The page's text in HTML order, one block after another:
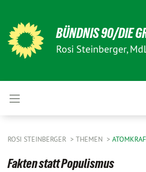
BÜNDNIS 90/DIE
Rosi Steinberger,
ROSI STEINBERGER THEMEN
Fakten statt Populismus